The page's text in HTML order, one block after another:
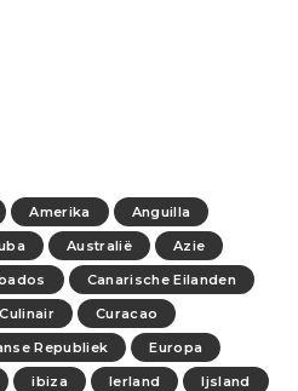
Amerika
Anguilla
Australië
Azie
Canarische Eilanden
Culinair
Curacao
Republiek
Europa
ibiza Ierland
Ijsland